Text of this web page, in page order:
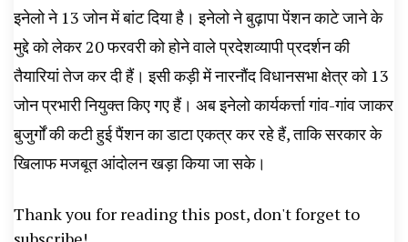
इनेलो ने 13 जोन में बांट दिया है। इनेलो ने बुढ़ापा पेंशन काटे जाने के
मुद्दे को लेकर 20 फरवरी को होने वाले प्रदेशव्यापी प्रदर्शन की
तैयारियां तेज कर दी हैं। इसी कड़ी में नारनौंद विधानसभा क्षेत्र को 13
जोन प्रभारी नियुक्त किए गए हैं। अब इनेलो कार्यकर्त्ता गांव-गांव जाकर
बुजुर्गों की कटी हुई पैंशन का डाटा एकत्र कर रहे हैं, ताकि सरकार के
खिलाफ मजबूत आंदोलन खड़ा किया जा सके।
Thank you for reading this post, don't forget to